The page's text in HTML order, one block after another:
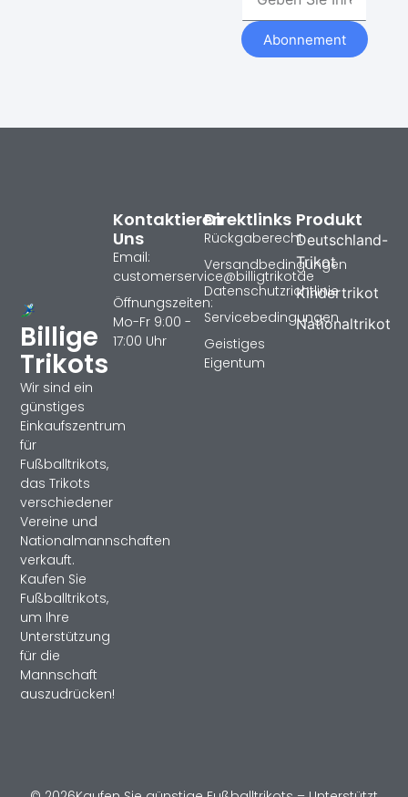
Abonnement
Billige
Trikots
Wir sind ein
günstiges
Einkaufszentrum
für
Fußballtrikots,
das Trikots
verschiedener
Vereine und
Nationalmannschaften
verkauft.
Kaufen Sie
Fußballtrikots,
um Ihre
Unterstützung
für die
Mannschaft
auszudrücken!
Produkt
Deutschland-
Trikot
Kindertrikot
Nationaltrikot
Direktlinks
Rückgaberecht
Versandbedingungen
Datenschutzrichtlinie
Servicebedingungen
Geistiges
Eigentum
Kontaktieren
Uns
Email:
customerservice@billigtrikotde
Öffnungszeiten:
Mo-Fr 9:00 -
17:00 Uhr